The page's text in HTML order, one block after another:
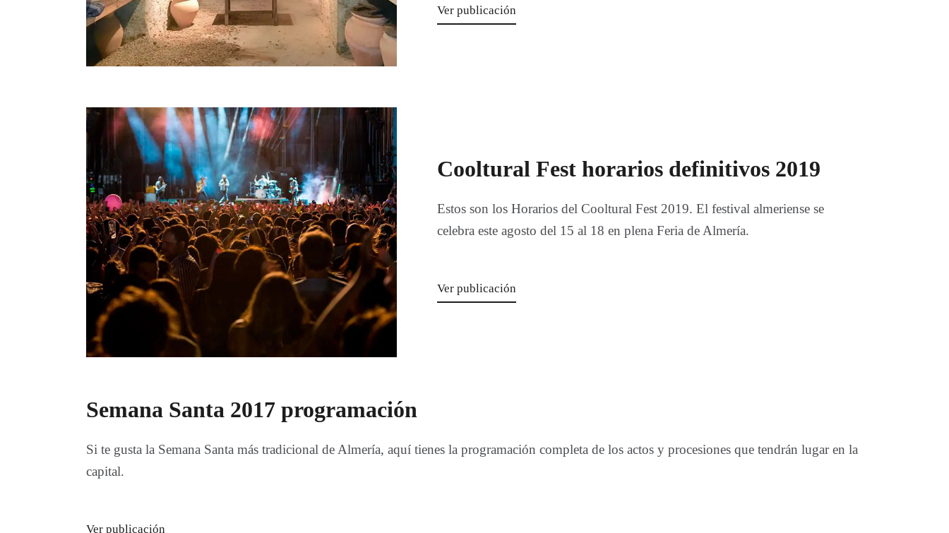
Ver publicación
Cooltural Fest horarios definitivos 2019
Estos son los Horarios del Cooltural Fest 2019. El festival almeriense se
celebra este agosto del 15 al 18 en plena Feria de Almería.
Ver publicación
Semana Santa 2017 programación
Si te gusta la Semana Santa más tradicional de Almería, aquí tienes la programación completa de los actos y procesiones que tendrán lugar en la
capital.
Ver publicación